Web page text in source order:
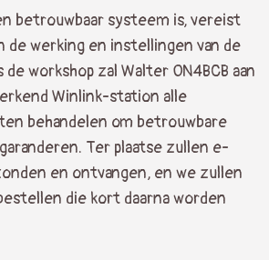
betrouwbaar systeem is, vereist
de werking en instellingen van de
de workshop zal Walter ON4BCB aan
Winlink-station alle
behandelen om betrouwbare
Ter plaatse zullen e-
en ontvangen, en we zullen
die kort daarna worden